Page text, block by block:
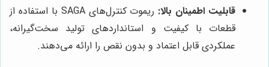
قابلیت اطمینان بالا:
ریموت کنترل‌های SAGA با استفاده از
قطعات با کیفیت و استانداردهای تولید سخت‌گیرانه،
عملکردی قابل اعتماد و بدون نقص را ارائه می‌دهند.